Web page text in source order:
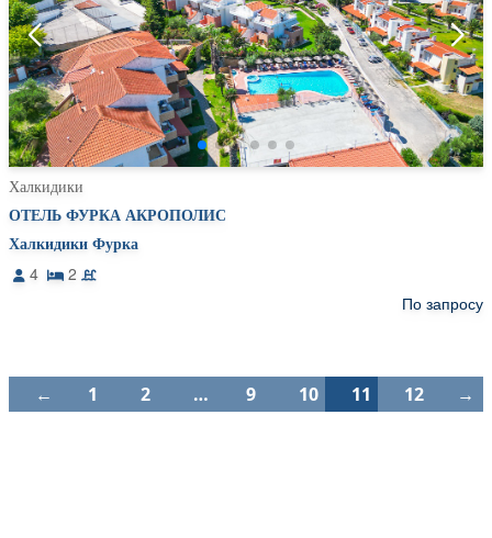
Халкидики
ОТЕЛЬ ФУРКА АКРОПОЛИС
Халкидики Фурка
4
2
По запросу
← 1 2 … 9 10 11 12 →